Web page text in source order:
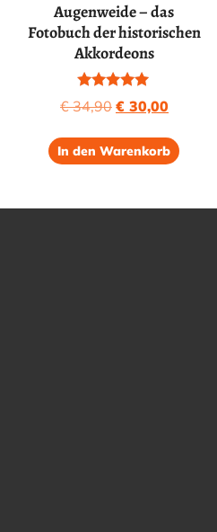
Augenweide – das
Fotobuch der historischen
Akkordeons
Bewertet mit
5.00
€34,90 Ursprünglicher
war:
€30,00
ist:
In den Warenkorb